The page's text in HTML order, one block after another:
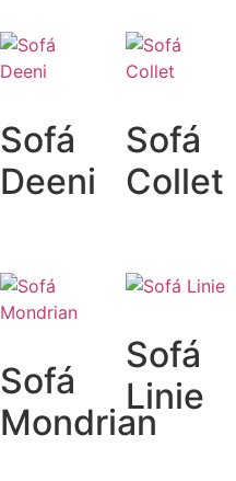
Sofá
Deeni
Sofá
Collet
Sofá
Mondrian
Sofá
Linie